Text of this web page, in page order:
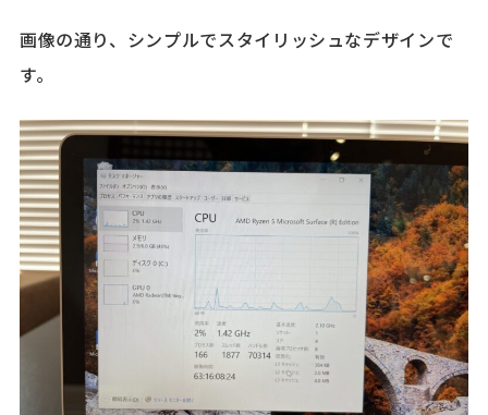
画像の通り、シンプルでスタイリッシュなデザインで
す。